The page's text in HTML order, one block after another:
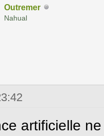
Outremer
Nahual
artificielle